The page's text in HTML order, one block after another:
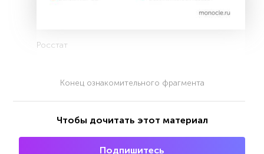
Росстат
Конец ознакомительного фрагмента
Чтобы дочитать этот материал
Подпишитесь